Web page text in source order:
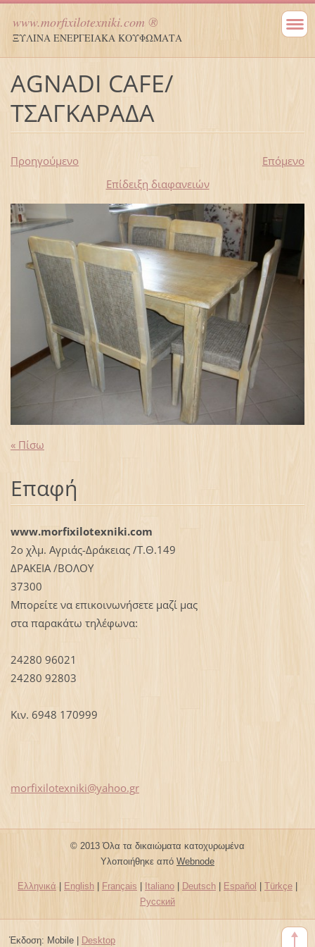
www.morfixilotexniki.com ®
ΞΥΛΙΝΑ ΕΝΕΡΓΕΙΑΚΑ ΚΟΥΦΩΜΑΤΑ
AGNADI CAFE/
ΤΣΑΓΚΑΡΑΔΑ
Προηγούμενο
Επόμενο
Επίδειξη διαφανειών
« Πίσω
Επαφή
www.morfixilotexniki.com
2ο χλμ. Αγριάς-Δράκειας /Τ.Θ.149
ΔΡΑΚΕΙΑ /ΒΟΛΟΥ
37300
Μπορείτε να επικοινωνήσετε μαζί μας
στα παρακάτω τηλέφωνα:
24280 96021
24280 92803
Κιν. 6948 170999
morfixilotexniki@yahoo.gr
© 2013 Όλα τα δικαιώματα κατοχυρωμένα
Υλοποιήθηκε από Webnode
Ελληνικά | English | Français | Italiano | Deutsch | Español | Türkçe |
Русский
Έκδοση: Mobile| Desktop